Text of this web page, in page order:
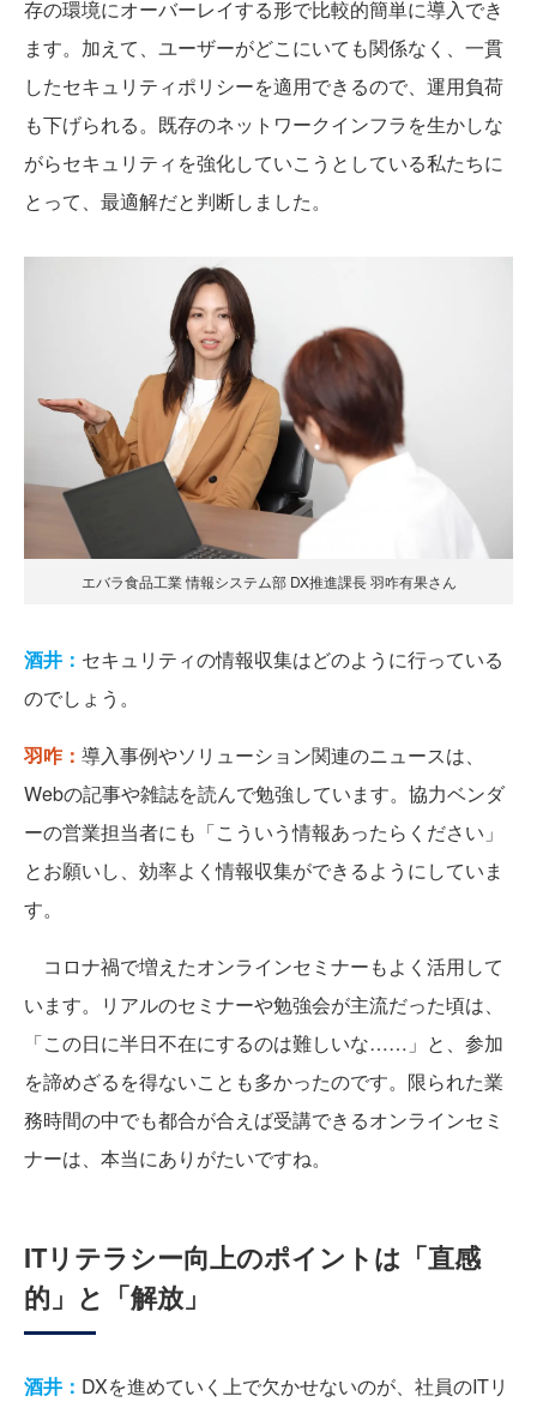
存の環境にオーバーレイする形で比較的簡単に導入でき
ます。加えて、ユーザーがどこにいても関係なく、一貫
したセキュリティポリシーを適用できるので、運用負荷
も下げられる。既存のネットワークインフラを生かしな
がらセキュリティを強化していこうとしている私たちに
とって、最適解だと判断しました。
エバラ食品工業 情報システム部 DX推進課長 羽咋有果さん
酒井： セキュリティの情報収集はどのように行っている
のでしょう。
羽咋： 導入事例やソリューション関連のニュースは、
Webの記事や雑誌を読んで勉強しています。協力ベンダ
ーの営業担当者にも「こういう情報あったらください」
とお願いし、効率よく情報収集ができるようにしていま
す。
コロナ禍で増えたオンラインセミナーもよく活用して
います。リアルのセミナーや勉強会が主流だった頃は、
「この日に半日不在にするのは難しいな……」と、参加
を諦めざるを得ないことも多かったのです。限られた業
務時間の中でも都合が合えば受講できるオンラインセミ
ナーは、本当にありがたいですね。
ITリテラシー向上のポイントは「直感
的」と「解放」
酒井： DXを進めていく上で欠かせないのが、社員のITリ